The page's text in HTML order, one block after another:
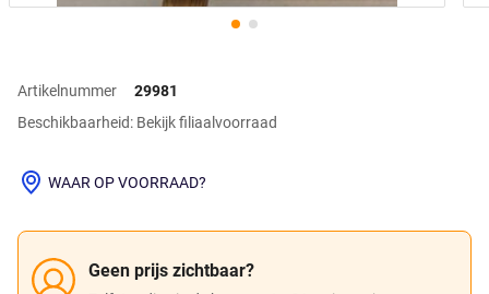
Artikelnummer
29981
Beschikbaarheid: Bekijk filiaalvoorraad
Geen prijs zichtbaar?
WAAR OP VOORRAAD?